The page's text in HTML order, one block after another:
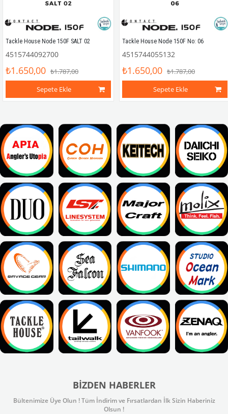
Tackle House Node 150F SALT 02
4515744092700
₺1.650,00 ₺1.787,00
Sepete Ekle
Tackle House Node 150F No: 06
4515744055132
₺1.650,00 ₺1.787,00
Sepete Ekle
BIZDEN HABERLER
Bültenimize Üye Olun ! Tüm İndirim ve Fırsatlardan İlk Sizin Haberiniz
Olsun !